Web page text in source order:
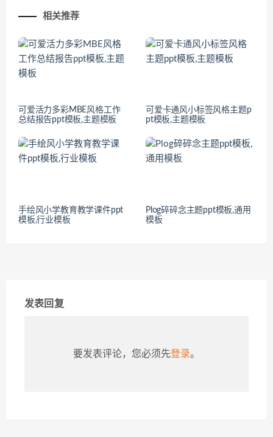
相关推荐
可爱活力多彩MBE风格工作
总结报告ppt模板,主题模板
可爱卡通风小标签风格主题p
pt模板,主题模板
手绘风小学教育教学课件ppt
模板,行业模板
Plog碎碎念主题ppt模板,通用
模板
发表回复
要发表评论，您必须先登录。